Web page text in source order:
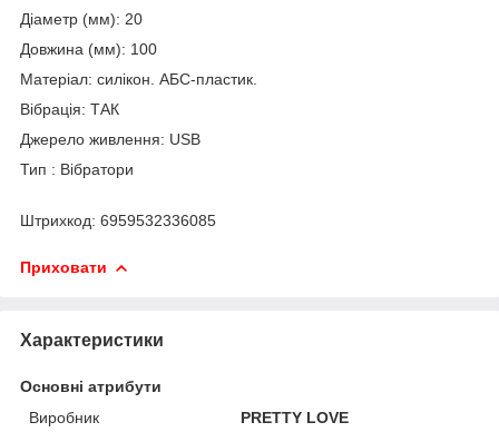
Діаметр (мм): 20
Довжина (мм): 100
Матеріал: силікон. АБС-пластик.
Вібрація: ТАК
Джерело живлення: USB
Тип : Вібратори
Штрихкод: 6959532336085
Приховати
Характеристики
Основні атрибути
Виробник
PRETTY LOVE